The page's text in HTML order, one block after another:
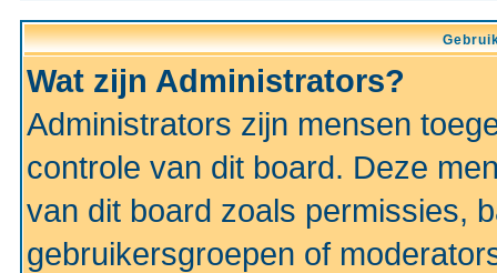
Wat zijn Administrators?
Administrators zijn mensen
controle van dit board. Deze
van dit board zoals permissies,
gebruikersgroepen of